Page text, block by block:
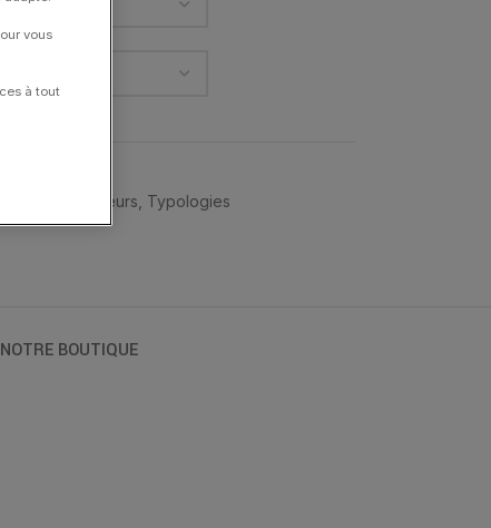
Double Cœurs Typologies
BOUTIQUE
vous
à tout